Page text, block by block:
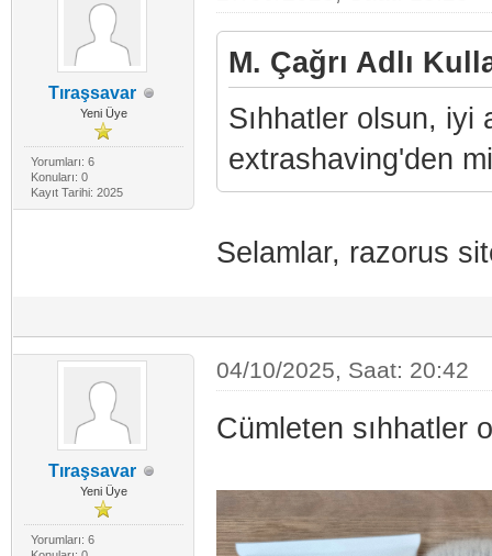
Tıraşsavar
Yeni Üye
Yorumları: 6
Konuları: 0
Kayıt Tarihi: 2025
M. Çağrı Adlı
Sıhhatler olsun, iyi
extrashaving'den
Selamlar, razorus
Tıraşsavar
Yeni Üye
Yorumları: 6
04/10/2025, Saat: 20:42
Cümleten sıhhatler